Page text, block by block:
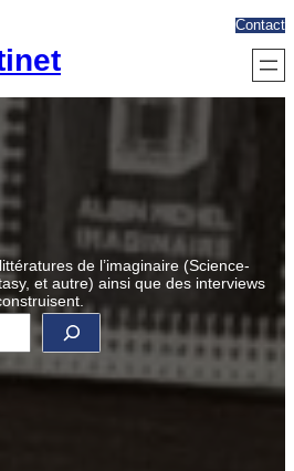
Contact
de l’imaginaire (Science-
et autre) ainsi que des interviews